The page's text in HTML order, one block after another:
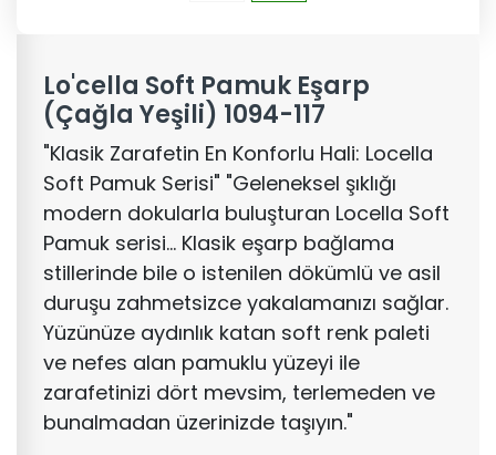
Lo'cella Soft Pamuk Eşarp
(Çağla Yeşili) 1094-117
"Klasik Zarafetin En Konforlu Hali: Locella
Soft Pamuk Serisi" "Geleneksel şıklığı
modern dokularla buluşturan Locella Soft
Pamuk serisi... Klasik eşarp bağlama
stillerinde bile o istenilen dökümlü ve asil
duruşu zahmetsizce yakalamanızı sağlar.
Yüzünüze aydınlık katan soft renk paleti
ve nefes alan pamuklu yüzeyi ile
zarafetinizi dört mevsim, terlemeden ve
bunalmadan üzerinizde taşıyın."